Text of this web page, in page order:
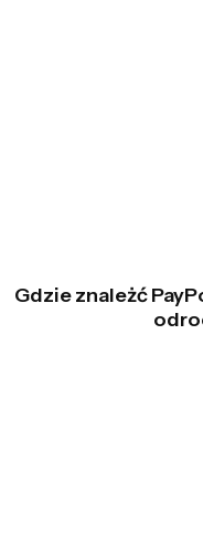
Gdzie znależć